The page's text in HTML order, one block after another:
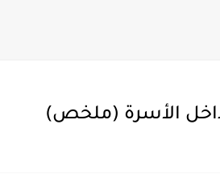
الأسرة (ملخص)